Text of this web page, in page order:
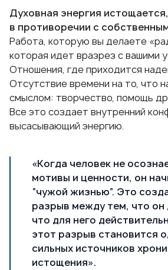
Духовная энергия
в противоречии с
Работа, которую вы делаете
которая идет вразрез с вашими
Отношения, где приходится
Отсутствие времени на то, что
смыслом: творчество, помощь
Все это создает внутренний
высасывающий энергию.
«Когда человек не
мотивы и ценности, он
“чужой жизнью”. Это
разрыв между тем, что он
что для него
этот разрыв становится
сильных источников
истощения».